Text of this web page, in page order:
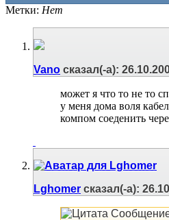
Метки: Нет
Vano сказал(-а):
может я что то не то
у меня дома воля
компом соеденить
Lghomer сказал(-а):